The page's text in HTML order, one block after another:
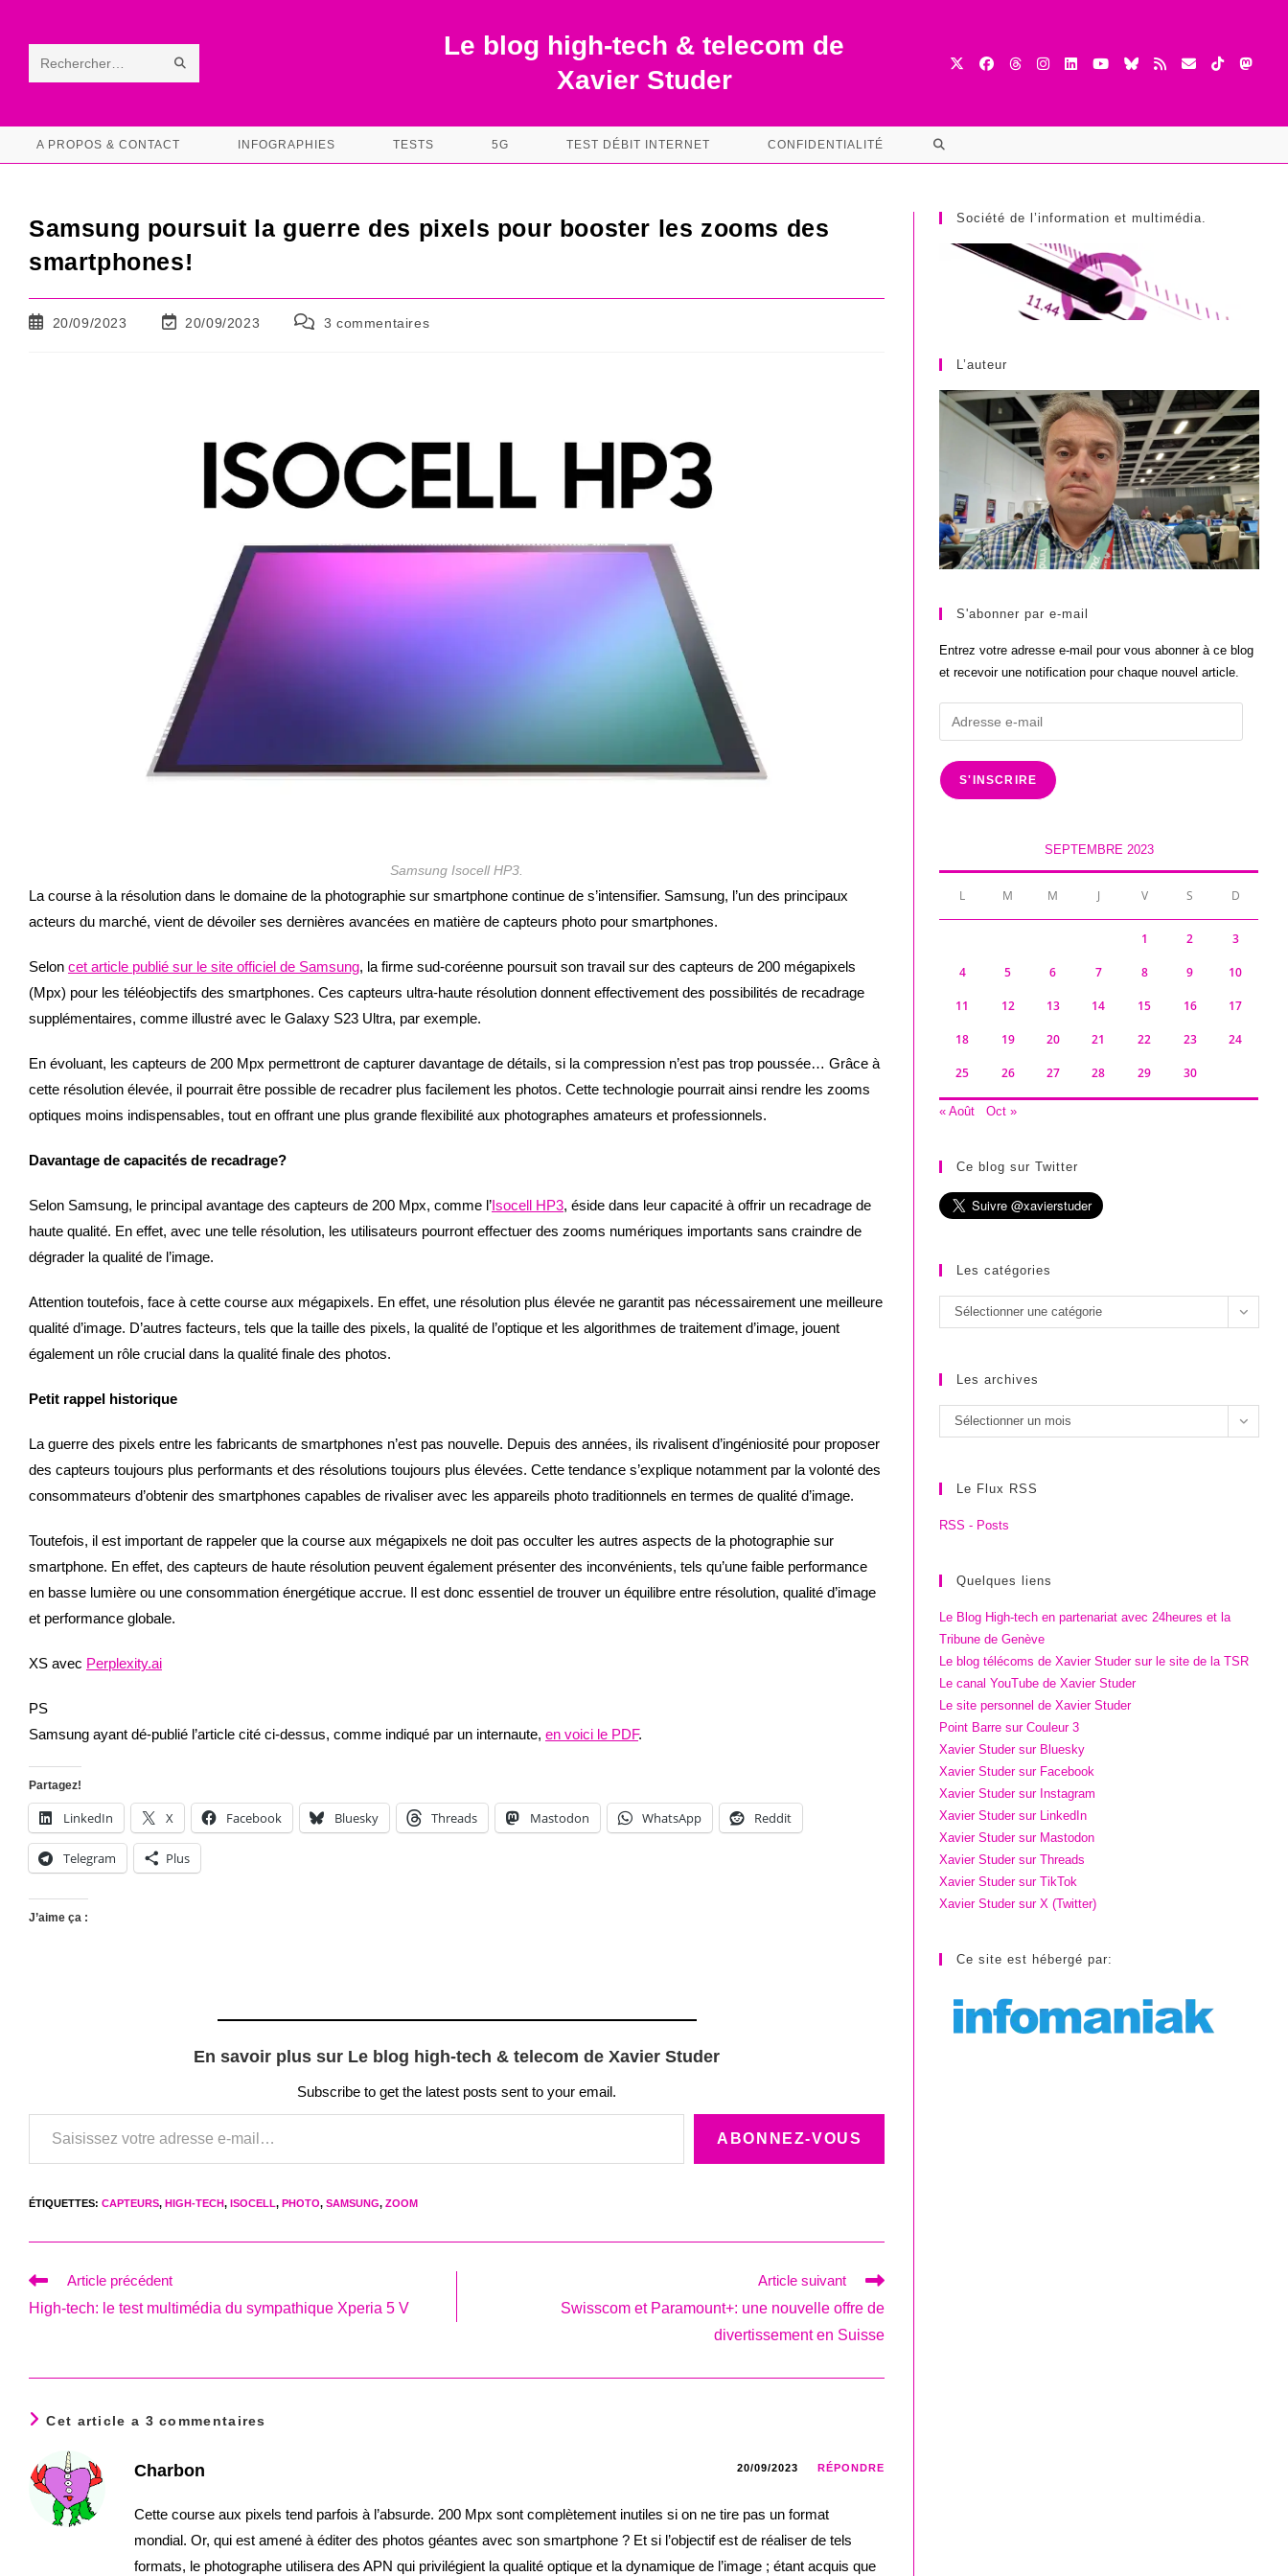
contentRechercher
ce RECHERCHE
Le blog high-tech & telecom de
Xavier Studer
A PROPOS & CONTACT INFOGRAPHIES TESTS 5G TEST DÉBIT INTERNET CONFIDENTIALITÉ TOGGLE
SEARCH
Samsung poursuit la guerre des pixels pour booster les zooms des
smartphones!
Publication
20/09/2023
Dernière
20/09/2023
Commentaires
3 commentaires
Samsung Isocell HP3.
La course à la résolution dans le domaine de la photographie sur smartphone continue de s’intensifier. Samsung, l’un des principaux
acteurs du marché, vient de dévoiler ses dernières avancées en matière de capteurs photo pour smartphones.
Selon cet article publié sur le site officiel de Samsung, la firme sud-coréenne poursuit son travail sur des capteurs de 200 mégapixels
(Mpx) pour les téléobjectifs des smartphones. Ces capteurs ultra-haute résolution donnent effectivement des possibilités de recadrage
supplémentaires, comme illustré avec le Galaxy S23 Ultra, par exemple.
En évoluant, les capteurs de 200 Mpx permettront de capturer davantage de détails, si la compression n’est pas trop poussée… Grâce à
cette résolution élevée, il pourrait être possible de recadrer plus facilement les photos. Cette technologie pourrait ainsi rendre les zooms
optiques moins indispensables, tout en offrant une plus grande flexibilité aux photographes amateurs et professionnels.
Davantage de capacités de recadrage?
Selon Samsung, le principal avantage des capteurs de 200 Mpx, comme l’Isocell HP3, éside dans leur capacité à offrir un recadrage de
haute qualité. En effet, avec une telle résolution, les utilisateurs pourront effectuer des zooms numériques importants sans craindre de
dégrader la qualité de l’image.
Attention toutefois, face à cette course aux mégapixels. En effet, une résolution plus élevée ne garantit pas nécessairement une meilleure
qualité d’image. D’autres facteurs, tels que la taille des pixels, la qualité de l’optique et les algorithmes de traitement d’image, jouent
également un rôle crucial dans la qualité finale des photos.
Petit rappel historique
La guerre des pixels entre les fabricants de smartphones n’est pas nouvelle. Depuis des années, ils rivalisent d’ingéniosité pour proposer
des capteurs toujours plus performants et des résolutions toujours plus élevées. Cette tendance s’explique notamment par la volonté des
consommateurs d’obtenir des smartphones capables de rivaliser avec les appareils photo traditionnels en termes de qualité d’image.
Toutefois, il est important de rappeler que la course aux mégapixels ne doit pas occulter les autres aspects de la photographie sur
smartphone. En effet, des capteurs de haute résolution peuvent également présenter des inconvénients, tels qu’une faible performance
en basse lumière ou une consommation énergétique accrue. Il est donc essentiel de trouver un équilibre entre résolution, qualité d’image
et performance globale.
XS avec Perplexity.ai
PS
Samsung ayant dé-publié l’article cité ci-dessus, comme indiqué par un internaute, en voici le PDF.
Partagez!
LinkedIn X Facebook Bluesky Threads Mastodon WhatsApp Reddit
Telegram Plus
J’aime ça :
En savoir plus sur Le blog high-tech & telecom de Xavier Studer
Subscribe to get the latest posts sent to your email.
Saisissez votre adresse e-mail…
ABONNEZ-VOUS
ÉTIQUETTES: CAPTEURS, HIGH-TECH, ISOCELL, PHOTO, SAMSUNG, ZOOM
Read
articles
Article précédent
High-tech: le test multimédia du sympathique Xperia 5 V
Article suivant
Swisscom et Paramount+: une nouvelle offre de
divertissement en Suisse
Cet article a 3 commentaires
Charbon 20/09/2023 RÉPONDRE
Cette course aux pixels tend parfois à l’absurde. 200 Mpx sont complètement inutiles si on ne tire pas un format
mondial. Or, qui est amené à éditer des photos géantes avec son smartphone ? Et si l’objectif est de réaliser de tels
formats, le photographe utilisera des APN qui privilégient la qualité optique et la dynamique de l’image ; étant acquis que
Société de l’information et multimédia.
L’auteur
S'abonner par e-mail
Entrez votre adresse e-mail pour vous abonner à ce blog
et recevoir une notification pour chaque nouvel article.
Adresse
e-
mail
S'INSCRIRE
SEPTEMBRE 2023
L M M J V S D
1 2 3
4 5 6 7 8 9 10
11 12 13 14 15 16 17
18 19 20 21 22 23 24
25 26 27 28 29 30
« Août Oct »
Ce blog sur Twitter
Les catégories
Les
catégories
Sélectionner une catégorie
Les archives
Les
archives
Sélectionner un mois
Le Flux RSS
RSS - Posts
Quelques liens
Le Blog High-tech en partenariat avec 24heures et la
Tribune de Genève
Le blog télécoms de Xavier Studer sur le site de la TSR
Le canal YouTube de Xavier Studer
Le site personnel de Xavier Studer
Point Barre sur Couleur 3
Xavier Studer sur Bluesky
Xavier Studer sur Facebook
Xavier Studer sur Instagram
Xavier Studer sur LinkedIn
Xavier Studer sur Mastodon
Xavier Studer sur Threads
Xavier Studer sur TikTok
Xavier Studer sur X (Twitter)
Ce site est hébergé par: